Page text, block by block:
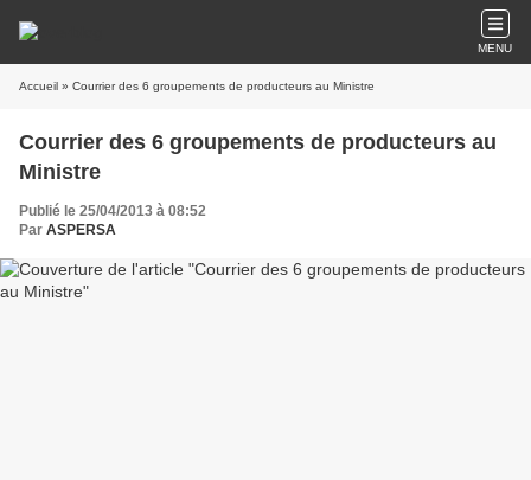
MENU
Accueil » Courrier des 6 groupements de producteurs au Ministre
Courrier des 6 groupements de producteurs au
Ministre
Publié le 25/04/2013 à 08:52
Par ASPERSA